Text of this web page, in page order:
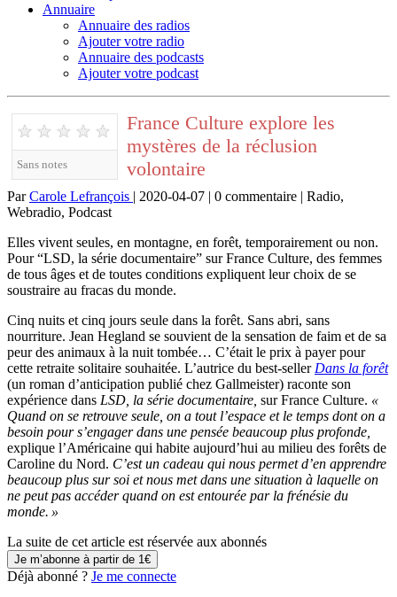
Annuaire
Annuaire des radios
Ajouter votre radio
Annuaire des podcasts
Ajouter votre podcast
★ ★ ★ ★ ★
Sans notes
France Culture explore les
mystères de la réclusion
volontaire
ParCarole Lefrançois | 2020-04-07 | 0 commentaire | Radio,
Webradio, Podcast
Elles vivent seules, en montagne, en forêt, temporairement ou non.
Pour “LSD, la série documentaire” sur France Culture, des femmes
de tous âges et de toutes conditions expliquent leur choix de se
soustraire au fracas du monde.
Cinq nuits et cinq jours seule dans la forêt. Sans abri, sans
nourriture. Jean Hegland se souvient de la sensation de faim et de sa
peur des animaux à la nuit tombée… C’était le prix à payer pour
cette retraite solitaire souhaitée. L’autrice du best-seller Dans la forêt
(un roman d’anticipation publié chez Gallmeister) raconte son
expérience dans LSD, la série documentaire, sur France Culture. «
Quand on se retrouve seule, on a tout l’espace et le temps dont on a
besoin pour s’engager dans une pensée beaucoup plus profonde,
explique l’Américaine qui habite aujourd’hui au milieu des forêts de
Caroline du Nord. C’est un cadeau qui nous permet d’en apprendre
beaucoup plus sur soi et nous met dans une situation à laquelle on
ne peut pas accéder quand on est entourée par la frénésie du
monde. »
La suite de cet article est réservée aux abonnés
Je m’abonne à partir de 1€
Déjà abonné ? Je me connecte